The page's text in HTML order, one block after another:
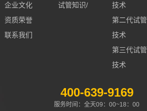
企业文化
资质荣誉
联系我们
试管知识/
技术
第二代试管
技术
第三代试管
技术
400-639-9169
服务时间：全天09：00~18：00